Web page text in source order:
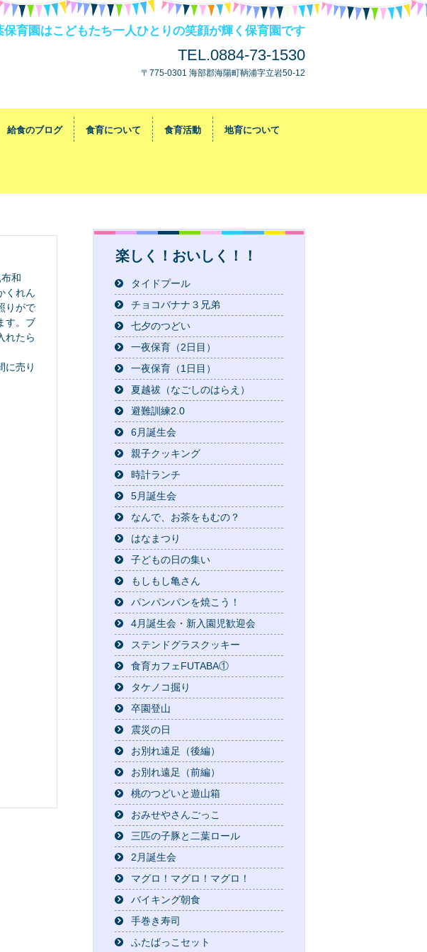
保育園はこどもたち一人ひとりの笑顔が輝く保育園です
TEL.0884-73-1530
〒775-0301 海部郡海陽町鞆浦字立岩50-12
給食のブログ 食育について 食育活動 地育について
和
くれん
りがで
す。ブ
れたら
に売り
楽しく！おいしく！！
タイドプール
チョコバナナ３兄弟
七夕のつどい
一夜保育（2日目）
一夜保育（1日目）
夏越祓（なごしのはらえ）
避難訓練2.0
6月誕生会
親子クッキング
時計ランチ
5月誕生会
なんで、お茶をもむの？
はなまつり
子どもの日の集い
もしもし亀さん
パンパンパンを焼こう！
4月誕生会・新入園児歓迎会
ステンドグラスクッキー
食育カフェFUTABA①
タケノコ掘り
卒園登山
震災の日
お別れ遠足（後編）
お別れ遠足（前編）
桃のつどいと遊山箱
おみせやさんごっこ
三匹の子豚と二葉ロール
2月誕生会
マグロ！マグロ！マグロ！
バイキング朝食
手巻き寿司
ふたばっこセット